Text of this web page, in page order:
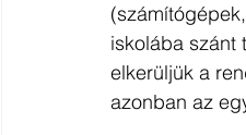
iskolába szánt
elkerüljük a
azonban az